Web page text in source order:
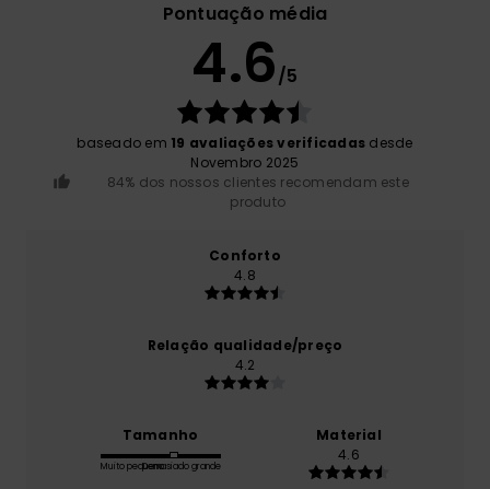
Pontuação média
4.6/5
baseado em 19 avaliações verificadas desde
Novembro 2025
84% dos nossos clientes recomendam este
produto
Conforto
4.8
Relação qualidade/preço
4.2
Tamanho
Muito pequenoDemasiado grande
Material
4.6